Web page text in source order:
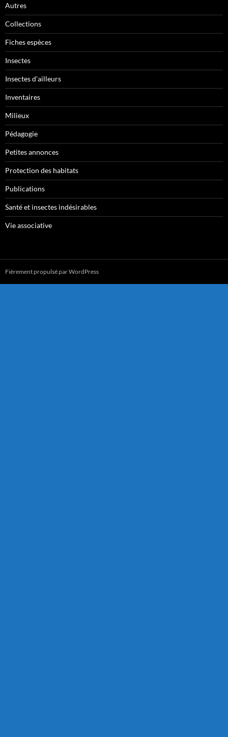
Autres
Collections
Fiches espèces
Insectes
Insectes d'ailleurs
Inventaires
Milieux
Pédagogie
Petites annonces
Protection des habitats
Publications
Santé et insectes indésirables
Vie associative
Fièrement propulsé par WordPress